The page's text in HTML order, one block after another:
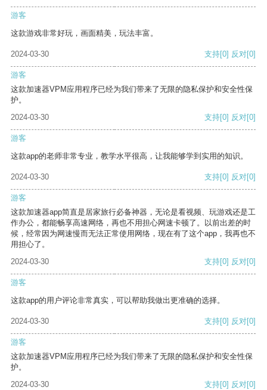
游客
这款游戏非常好玩，画面精美，玩法丰富。
2024-03-30 支持[0] 反对[0]
游客
这款加速器VPM应用程序已经为我们带来了无限的隐私保护和安全性保
护。
2024-03-30
支持[0] 反对[0]
游客
这款app的老师非常专业，教学水平很高，让我能够学到实用的知识。
2024-03-30 支持[0] 反对[0]
游客
这款加速器app简直是居家旅行必备神器，无论是看视频、玩游戏还是工
作办公，都能畅享高速网络，再也不用担心网速卡顿了。以前出差的时
候，经常因为网速慢而无法正常使用网络，现在有了这个app，我再也不
用担心了。
2024-03-30
支持[0] 反对[0]
游客
这款app的用户评论非常真实，可以帮助我做出更准确的选择。
2024-03-30 支持[0] 反对[0]
游客
这款加速器VPM应用程序已经为我们带来了无限的隐私保护和安全性保
护。
2024-03-30
支持[0] 反对[0]